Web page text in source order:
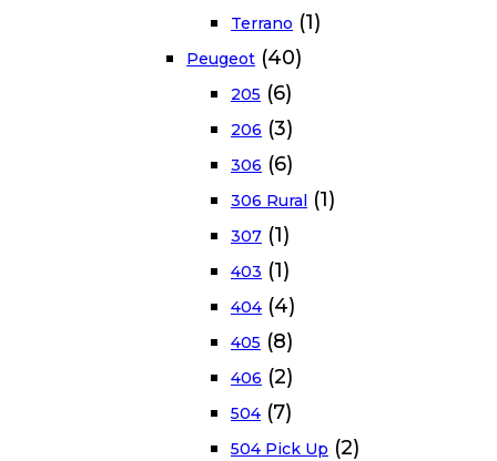
Terrano (1)
Peugeot (40)
205 (6)
206 (3)
306 (6)
306 Rural (1)
307 (1)
403 (1)
404 (4)
405 (8)
406 (2)
504 (7)
504 Pick Up (2)